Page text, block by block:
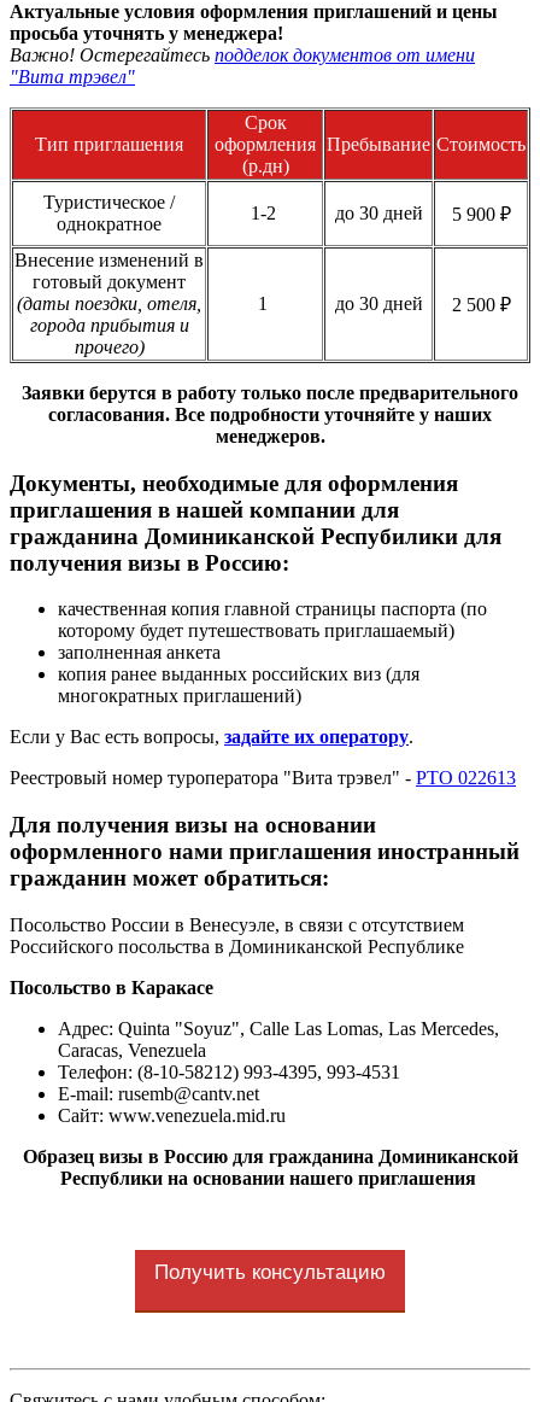
Актуальные условия оформления приглашений и цены
просьба уточнять у менеджера!
Важно! Остерегайтесь подделок документов от имени
"Вита трэвел"
Тип приглашения
Срок
оформления
(р.дн)
Пребывание Стоимость
Туристическое /
однократное
1-2 до 30 дней 5 900 ₽
Внесение изменений в
готовый документ
(даты поездки, отеля,
города прибытия и
прочего)
1 до 30 дней 2 500 ₽
Заявки берутся в работу только после предварительного
согласования. Все подробности уточняйте у наших
менеджеров.
Документы, необходимые для оформления
приглашения в нашей компании для
гражданина Доминиканской Респубилики для
получения визы в Россию:
качественная копия главной страницы паспорта (по
которому будет путешествовать приглашаемый)
заполненная анкета
копия ранее выданных российских виз (для
многократных приглашений)
Если у Вас есть вопросы, задайте их оператору.
Реестровый номер туроператора "Вита трэвел" - РТО 022613
Для получения визы на основании
оформленного нами приглашения иностранный
гражданин может обратиться:
Посольство России в Венесуэле, в связи с отсутствием
Российского посольства в Доминиканской Республике
Посольство в Каракасе
Адрес: Quinta "Soyuz", Calle Las Lomas, Las Mercedes,
Caracas, Venezuela
Телефон: (8-10-58212) 993-4395, 993-4531
E-mail: rusemb@cantv.net
Сайт: www.venezuela.mid.ru
Образец визы в Россию для гражданина Доминиканской
Республики на основании нашего приглашения
Получить консультацию